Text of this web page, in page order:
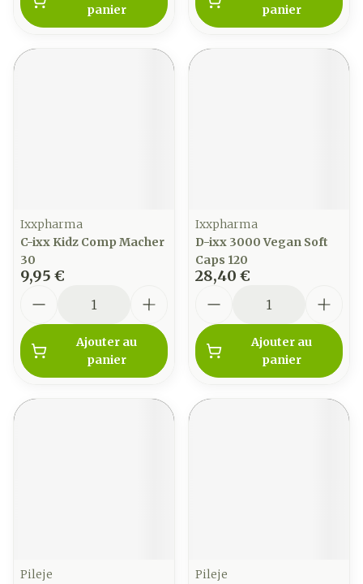
panier
panier
Ixxpharma
C-ixx Kidz Comp Macher
30
9,95 €
Ajouter au
panier
Ixxpharma
D-ixx 3000 Vegan Soft
Caps 120
28,40 €
Ajouter au
panier
Pileje
Pileje